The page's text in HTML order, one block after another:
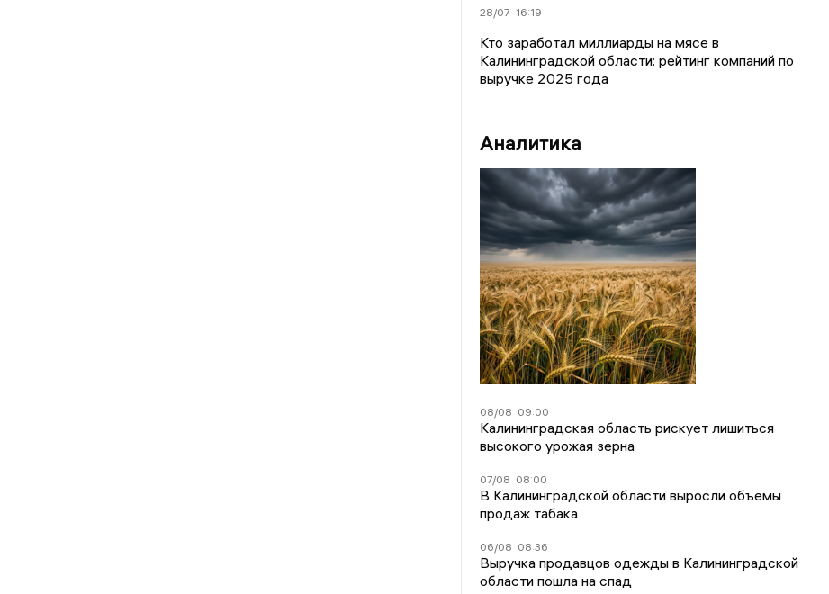
28/07 16:19
Кто заработал миллиарды на мясе в
Калининградской области: рейтинг компаний по
выручке 2025 года
Аналитика
08/08 09:00
Калининградская область рискует лишиться
высокого урожая зерна
07/08 08:00
В Калининградской области выросли объемы
продаж табака
06/08 08:36
Выручка продавцов одежды в Калининградской
области пошла на спад